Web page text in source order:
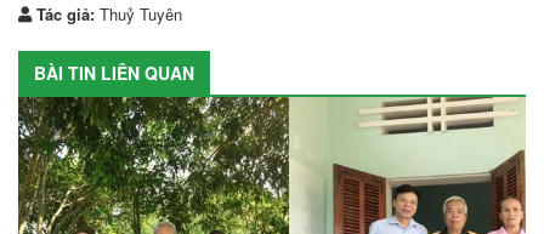
Tác giả: Thuỷ Tuyên
BÀI TIN LIÊN QUAN